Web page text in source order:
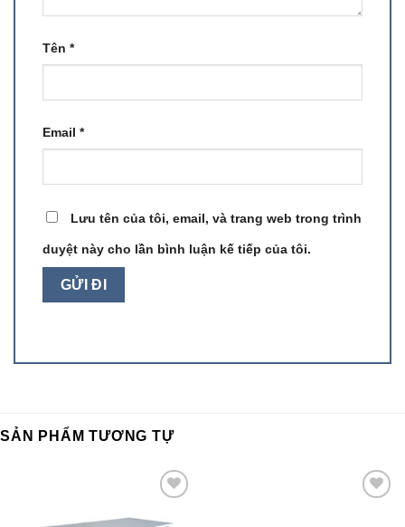
Tên *
Email *
Lưu tên của tôi, email, và trang web trong trình
duyệt này cho lần bình luận kế tiếp của tôi.
SẢN PHẨM TƯƠNG TỰ